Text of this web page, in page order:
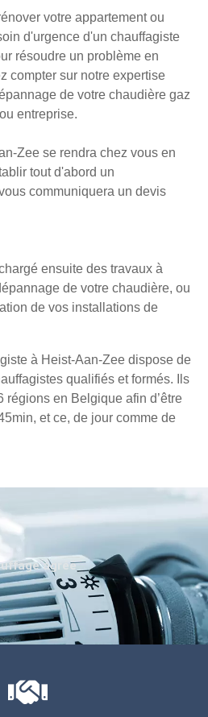
votre appartement ou
d'urgence d'un chauffagiste
résoudre un problème en
compter sur notre expertise
de votre chaudière gaz
entreprise.
Zee se rendra chez vous en
tout d'abord un
communiquera un devis
ensuite des travaux à
de votre chaudière, ou
de vos installations de
à Heist-Aan-Zee dispose de
qualifiés et formés. Ils
régions en Belgique afin d’être
et ce, de jour comme de
agréé